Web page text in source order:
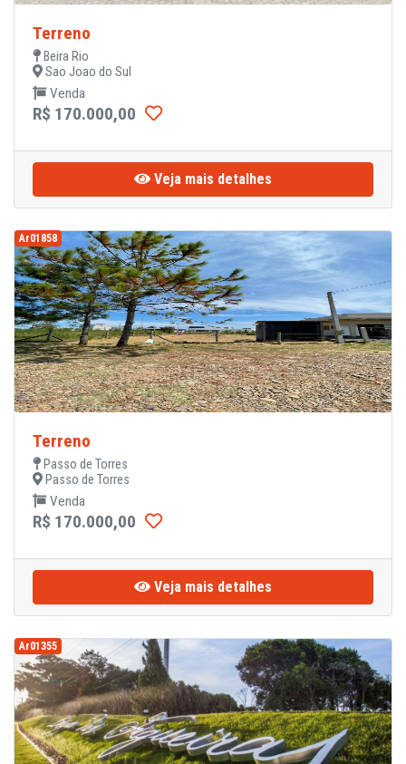
Terreno
Beira Rio
Sao Joao do Sul
Venda
R$ 170.000,00
Veja mais detalhes
Ar01858
Terreno
Passo de Torres
Passo de Torres
Venda
R$ 170.000,00
Veja mais detalhes
Ar01355